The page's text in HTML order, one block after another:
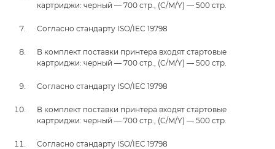
картриджи: черный — 700 стр., (C/M/Y) — 500 стр.
Согласно стандарту ISO/IEC 19798
В комплект поставки принтера входят стартовые
картриджи: черный — 700 стр., (C/M/Y) — 500 стр.
Согласно стандарту ISO/IEC 19798
В комплект поставки принтера входят стартовые
картриджи: черный — 700 стр., (C/M/Y) — 500 стр.
Согласно стандарту ISO/IEC 19798